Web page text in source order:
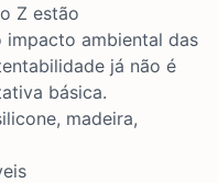
Z estão
impacto ambiental das
já não é
básica.
madeira,